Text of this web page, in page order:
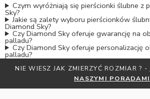
Czym wyróżniają się pierścionki ślubne z
Sky?
Jakie są zalety wyboru pierścionków
Diamond Sky?
Czy Diamond Sky oferuje gwarancję na
palladu?
Czy Diamond Sky oferuje personalizację
palladu?
OTRZYMAJ BEZPŁATNĄ MIARKĘ
ZAPISZ SIĘ DO